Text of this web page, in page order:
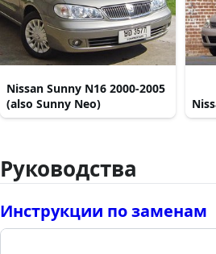
Nissan Sunny N16 2000-2005
(also Sunny Neo)
Руководства
Инструкции по заменам